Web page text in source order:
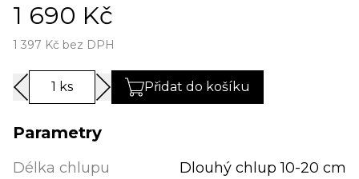
1 690 Kč
1 397 Kč bez DPH
1 ks Přidat do košíku
Parametry
Délka chlupu
Dlouhý chlup 10-20 cm